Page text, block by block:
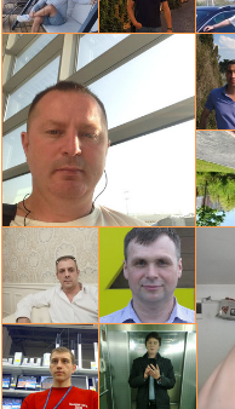
Максим, 40
Сергей, 42